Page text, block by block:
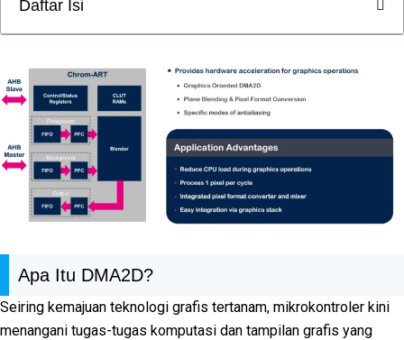
Daftar Isi
Apa Itu DMA2D?
Seiring kemajuan teknologi grafis tertanam, mikrokontroler kini
menangani tugas-tugas komputasi dan tampilan grafis yang